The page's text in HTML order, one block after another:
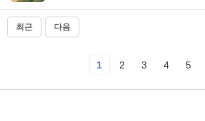
최근 다음
1 2 3 4 5